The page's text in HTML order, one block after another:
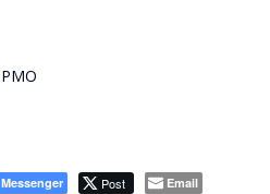
Messenger Post Email